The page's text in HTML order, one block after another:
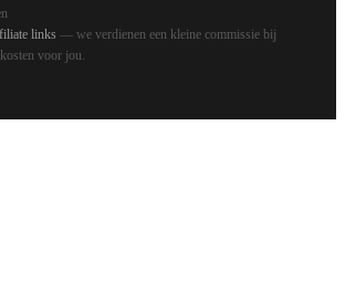
links — we verdienen een kleine commissie bij
voor jou.